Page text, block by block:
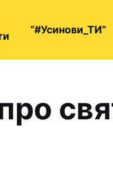
“#Усинови_ТИ”